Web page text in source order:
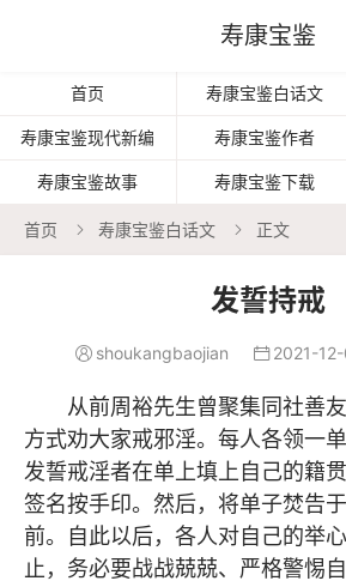
寿康宝鉴
首页 寿康宝鉴白话文
寿康宝鉴现代新编 寿康宝鉴作者
寿康宝鉴故事 寿康宝鉴下载
首页  寿康宝鉴白话文  正文
发誓持戒
 shoukangbaojian  2021-
从前周裕先生曾聚集同社善
方式劝大家戒邪淫。每人各领一
发誓戒淫者在单上填上自己的籍
签名按手印。然后，将单子焚告
前。自此以后，各人对自己的举
止，务必要战战兢兢、严格警惕